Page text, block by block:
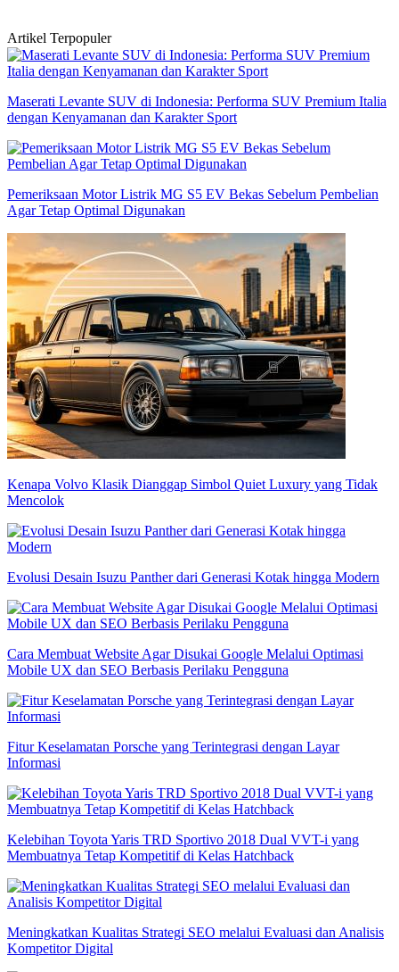
Artikel Terpopuler
Maserati Levante SUV di Indonesia: Performa SUV Premium Italia
dengan Kenyamanan dan Karakter Sport
Pemeriksaan Motor Listrik MG S5 EV Bekas Sebelum Pembelian
Agar Tetap Optimal Digunakan
Kenapa Volvo Klasik Dianggap Simbol Quiet Luxury yang Tidak
Mencolok
Evolusi Desain Isuzu Panther dari Generasi Kotak hingga Modern
Cara Membuat Website Agar Disukai Google Melalui Optimasi
Mobile UX dan SEO Berbasis Perilaku Pengguna
Fitur Keselamatan Porsche yang Terintegrasi dengan Layar
Informasi
Kelebihan Toyota Yaris TRD Sportivo 2018 Dual VVT-i yang
Membuatnya Tetap Kompetitif di Kelas Hatchback
Meningkatkan Kualitas Strategi SEO melalui Evaluasi dan Analisis
Kompetitor Digital